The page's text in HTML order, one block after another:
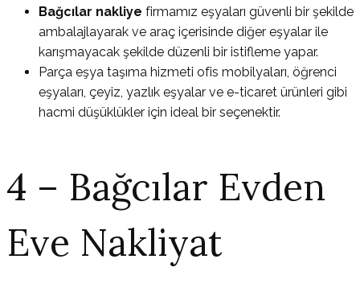
Bağcılar nakliye firmamız eşyaları güvenli bir şekilde
ambalajlayarak ve araç içerisinde diğer eşyalar ile
karışmayacak şekilde düzenli bir istifleme yapar.
Parça eşya taşıma hizmeti ofis mobilyaları, öğrenci
eşyaları, çeyiz, yazlık eşyalar ve e-ticaret ürünleri gibi
hacmi düşüklükler için ideal bir seçenektir.
4 – Bağcılar Evden
Eve Nakliyat